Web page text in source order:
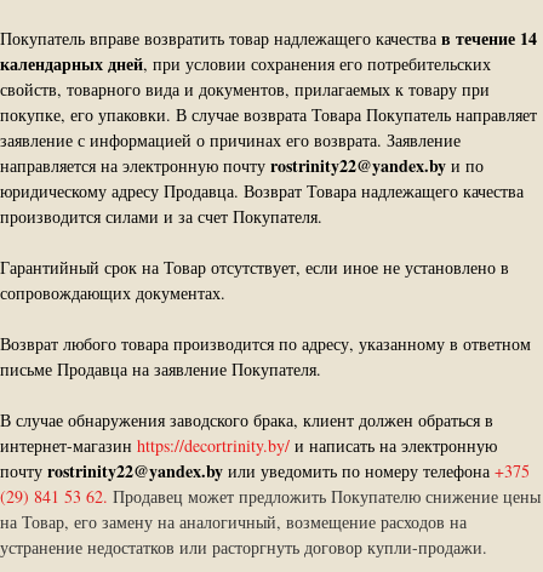
Покупатель вправе возвратить товар надлежащего качества в течение 14
календарных дней, при условии сохранения его потребительских
свойств, товарного вида и документов, прилагаемых к товару при
покупке, его упаковки. В случае возврата Товара Покупатель направляет
заявление с информацией о причинах его возврата. Заявление
направляется на электронную почту rostrinity22@yandex.by и по
юридическому адресу Продавца. Возврат Товара надлежащего качества
производится силами и за счет Покупателя.
Гарантийный срок на Товар отсутствует, если иное не установлено в
сопровождающих документах.
Возврат любого товара производится по адресу, указанному в ответном
письме Продавца на заявление Покупателя.
В случае обнаружения заводского брака, клиент должен обраться в
интернет-магазин https://decortrinity.by/ и написать на электронную
почту rostrinity22@yandex.by или уведомить по номеру телефона +375
(29) 841 53 62. Продавец может предложить Покупателю снижение цены
на Товар, его замену на аналогичный, возмещение расходов на
устранение недостатков или расторгнуть договор купли-продажи.